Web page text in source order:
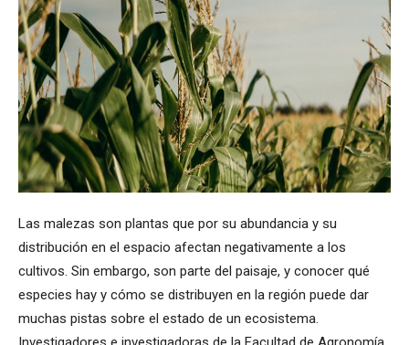
Las malezas son plantas que por su abundancia y su
distribución en el espacio afectan negativamente a los
cultivos. Sin embargo, son parte del paisaje, y conocer qué
especies hay y cómo se distribuyen en la región puede dar
muchas pistas sobre el estado de un ecosistema.